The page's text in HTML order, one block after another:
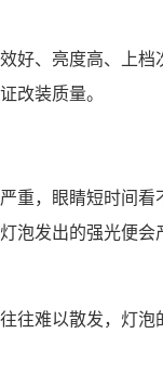
好、亮度高、上档
改装质量。
重，眼睛短时间看
泡发出的强光便会
往难以散发，灯泡